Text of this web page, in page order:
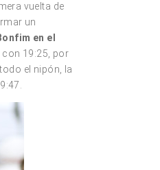
vuelta de
un
en el
con 19:25, por
el nipón, la